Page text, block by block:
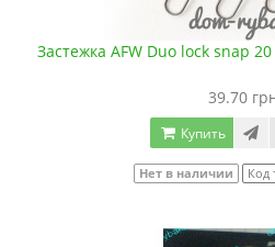
Застежка AFW Duo lock snap
39.70
Купить
Нет в наличии Код